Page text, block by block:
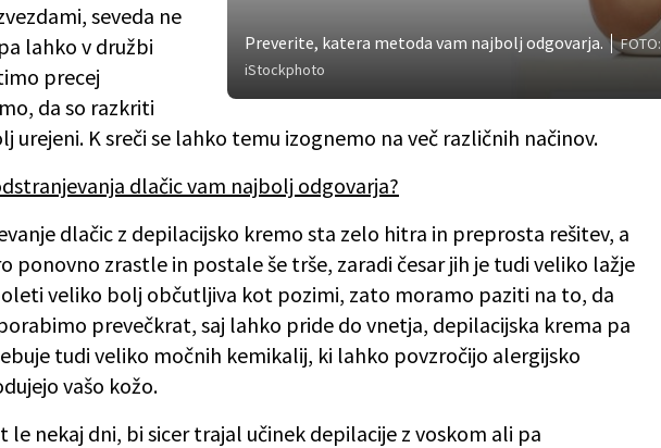
Preverite, katera metoda vam najbolj odgovarja.
FOTO:
iStockphoto
seveda ne
lahko v družbi
precej
da so razkriti
urejeni. K sreči se lahko temu izognemo na več različnih načinov.
dlačic vam najbolj odgovarja?
dlačic z depilacijsko kremo sta zelo hitra in preprosta rešitev, a
ponovno zrastle in postale še trše, zaradi česar jih je tudi veliko lažje
veliko bolj občutljiva kot pozimi, zato moramo paziti na to, da
prevečkrat, saj lahko pride do vnetja, depilacijska krema pa
tudi veliko močnih kemikalij, ki lahko povzročijo alergijsko
vašo kožo.
le nekaj dni, bi sicer trajal učinek depilacije z voskom ali pa